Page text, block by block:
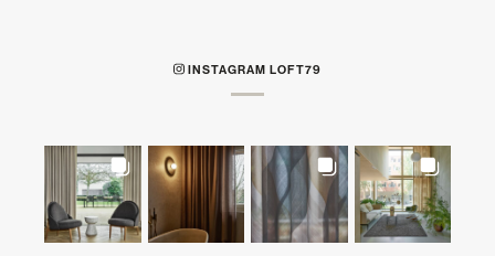
INSTAGRAM LOFT79